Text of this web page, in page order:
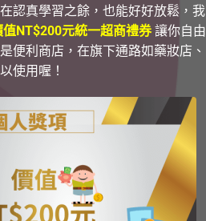
認真學習之餘，也能好好放鬆，我
值NT$200元統一超商禮券讓你自由
便利商店，在旗下通路如藥妝店、
使用喔！